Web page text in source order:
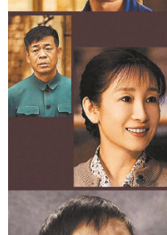
多语种频道
English
Русский язык
Deutsch Português